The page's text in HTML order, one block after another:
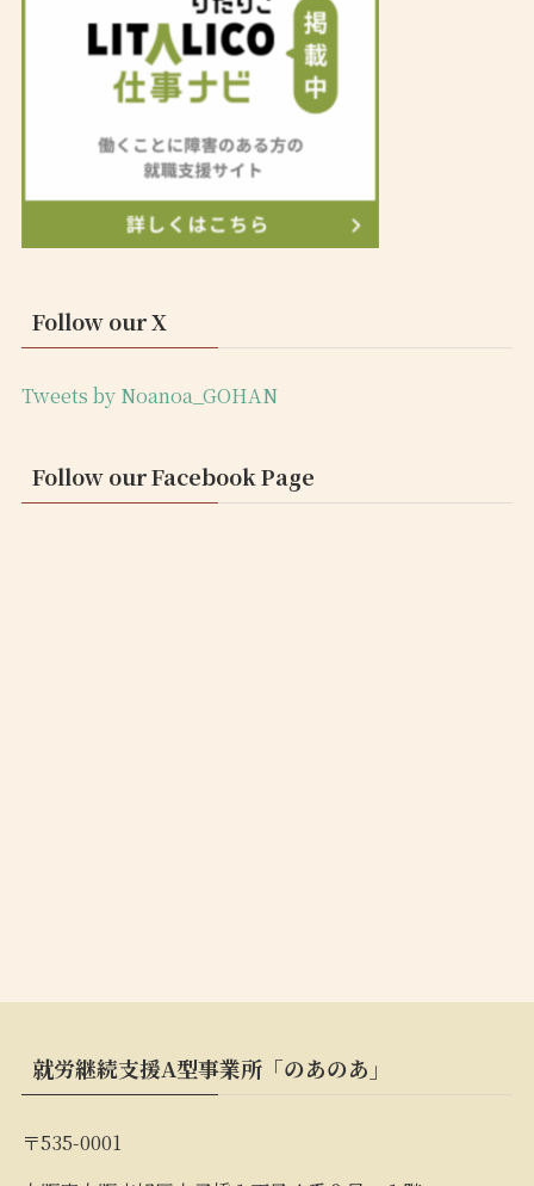
Follow our X
Tweets by Noanoa_GOHAN
Follow our Facebook Page
就労継続支援A型事業所「のあのあ」
〒535-0001